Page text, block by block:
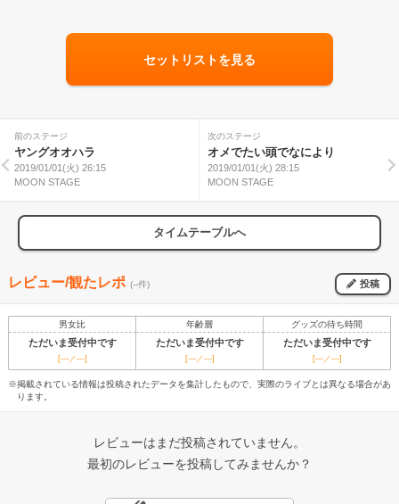
セットリストを見る
前のステージ
ヤングオオハラ
2019/01/01(火) 26:15
MOON STAGE
次のステージ
オメでたい頭でなにより
2019/01/01(火) 28:15
MOON STAGE
タイムテーブルへ
レビュー/観たレポ (--件) 投稿
男女比 年齢層 グッズの待ち時間
ただいま受付中です ただいま受付中です ただいま受付中です
[---／---] [---／---] [---／---]
※掲載されている情報は投稿されたデータを集計したもので、実際のライブとは異なる場合があ
ります。
レビューはまだ投稿されていません。
最初のレビューを投稿してみませんか？